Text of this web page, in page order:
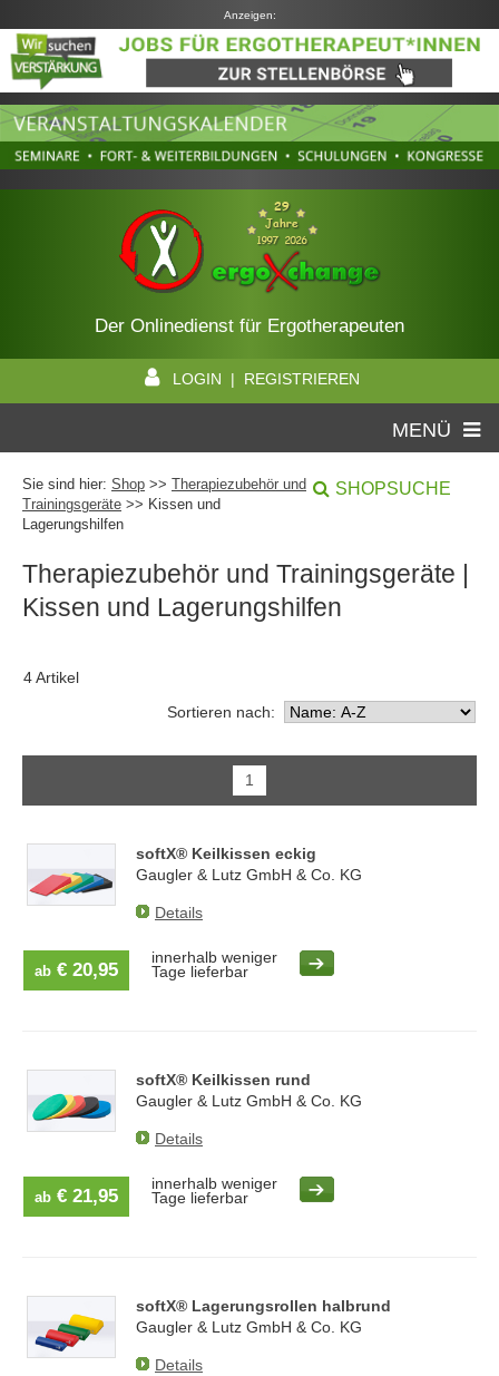
Anzeigen:
Der Onlinedienst für Ergotherapeuten
LOGIN | REGISTRIEREN
MENÜ
Sie sind hier: Shop >> Therapiezubehör und
Trainingsgeräte >> Kissen und
Lagerungshilfen
SHOPSUCHE
Therapiezubehör und Trainingsgeräte |
Kissen und Lagerungshilfen
4 Artikel
Sortieren nach:
1
softX® Keilkissen eckig
Gaugler & Lutz GmbH & Co. KG
Details
ab € 20,95
innerhalb weniger
Tage lieferbar
softX® Keilkissen rund
Gaugler & Lutz GmbH & Co. KG
Details
ab € 21,95
innerhalb weniger
Tage lieferbar
softX® Lagerungsrollen halbrund
Gaugler & Lutz GmbH & Co. KG
Details